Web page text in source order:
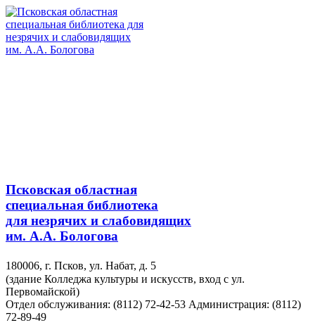
Псковская областная
специальная библиотека
для незрячих и слабовидящих
им. А.А. Бологова
180006, г. Псков, ул. Набат, д. 5
(здание Колледжа культуры и искусств, вход с ул.
Первомайской)
Отдел обслуживания: (8112) 72-42-53 Администрация: (8112)
72-89-49